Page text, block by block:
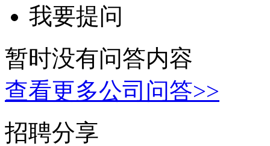
我要提问
暂时没有问答内容
查看更多公司问答>>
招聘分享